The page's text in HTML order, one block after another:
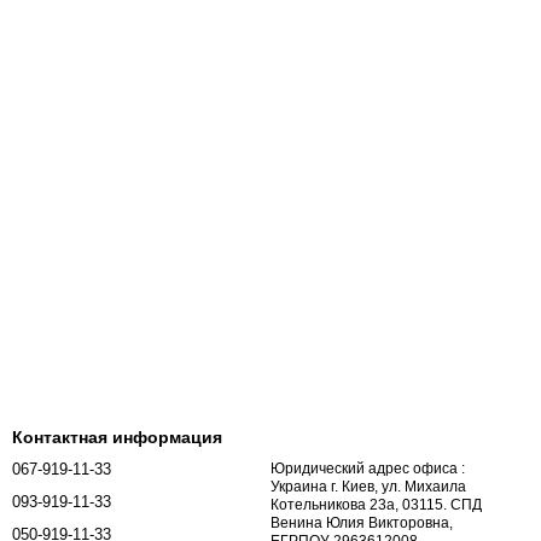
Контактная информация
067-919-11-33
093-919-11-33
050-919-11-33
Юридический адрес офиса :
Украина г. Киев, ул. Михаила
Котельникова 23а, 03115. СПД
Венина Юлия Викторовна,